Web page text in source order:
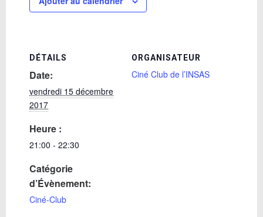
DÉTAILS
Date:
vendredi 15 décembre
2017
Heure :
21:00 - 22:30
Catégorie
d’Évènement:
Ciné-Club
ORGANISATEUR
Ciné Club de l’INSAS